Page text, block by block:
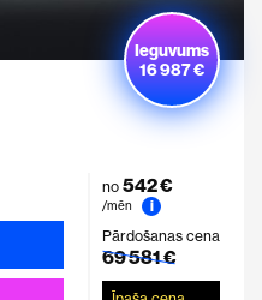
Ieguvums
16 987 €
no 542 €
/mēn
i
Pārdošanas cena
69 581 €